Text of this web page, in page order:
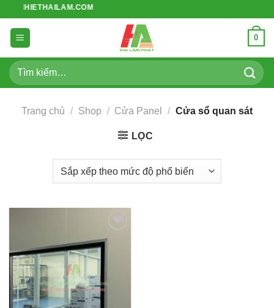
0
Tìm
kiếm:
Trang chủ / Shop / Cửa Panel / Cửa sổ quan sát
LỌC
Add to
wishlist